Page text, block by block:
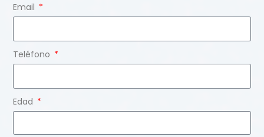
Email
Teléfono
Edad